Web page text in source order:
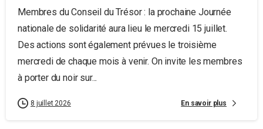
Membres du Conseil du Trésor : la prochaine Journée
nationale de solidarité aura lieu le mercredi 15 juillet.
Des actions sont également prévues le troisième
mercredi de chaque mois à venir. On invite les membres
à porter du noir sur...
8 juillet 2026 En savoir plus